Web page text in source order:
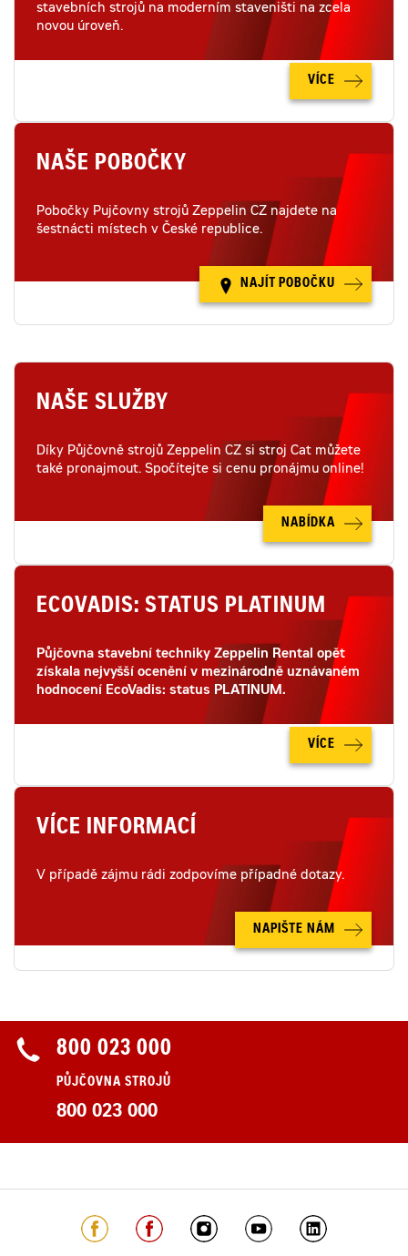
stavebních strojů na moderním staveništi na zcela
novou úroveň.
VÍCE
NAŠE POBOČKY
Pobočky Pujčovny strojů Zeppelin CZ najdete na
šestnácti místech v České republice.
NAJÍT POBOČKU
NAŠE SLUŽBY
Díky Půjčovně strojů Zeppelin CZ si stroj Cat můžete
také pronajmout. Spočítejte si cenu pronájmu online!
NABÍDKA
ECOVADIS: STATUS PLATINUM
Půjčovna stavební techniky Zeppelin Rental opět
získala nejvyšší ocenění v mezinárodně uznávaném
hodnocení EcoVadis: status PLATINUM.
VÍCE
VÍCE INFORMACÍ
V případě zájmu rádi zodpovíme případné dotazy.
NAPIŠTE NÁM
800 023 000
PŮJČOVNA STROJŮ
800 023 000